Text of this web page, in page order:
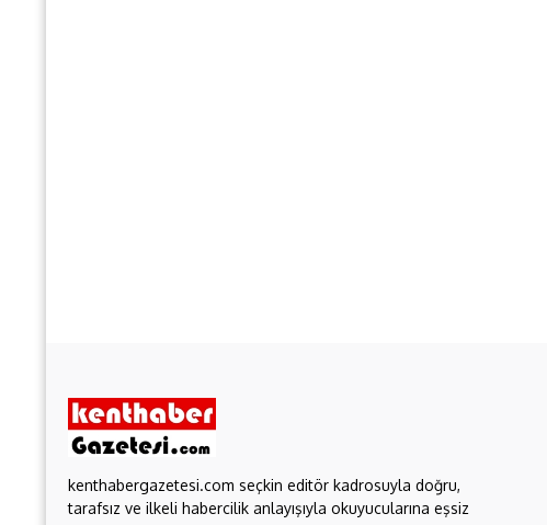
kenthabergazetesi.com seçkin editör kadrosuyla doğru,
tarafsız ve ilkeli habercilik anlayışıyla okuyucularına eşsiz